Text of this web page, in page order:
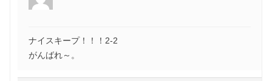
ナイスキープ！！！2-2
がんばれ～。